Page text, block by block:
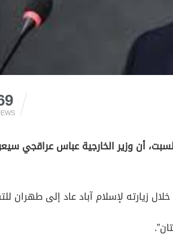
أن وزير الخارجية عباس عراقجي
زيارته لإسلام آباد عاد إلى طهران